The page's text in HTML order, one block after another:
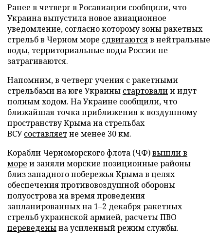
Ранее в четверг в Росавиации сообщили, что
Украина выпустила новое авиационное
уведомление, согласно которому зоны ракетных
стрельб в Черном море сдвигаютсяв нейтральные
воды, территориальные воды России не
затрагиваются.
Напомним, в четверг учения с ракетными
стрельбами на юге Украины стартовалии идут
полным ходом. На Украине сообщили, что
ближайшая точка приближения к воздушному
пространству Крыма на стрельбах
ВСУсоставляетне менее 30 км.
Корабли Черноморского флота (ЧФ)вышли в
море и заняли морские позиционные районы
близ западного побережья Крыма в целях
обеспечения противовоздушной обороны
полуострова на время проведения
запланированных на 1–2 декабря ракетных
стрельб украинской армией, расчеты ПВО
переведенына усиленный режим службы.